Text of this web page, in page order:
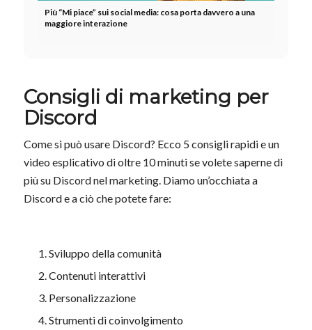
Più “Mi piace” sui social media: cosa porta davvero a una
maggiore interazione
Consigli di marketing per
Discord
Come si può usare Discord? Ecco 5 consigli rapidi e un
video esplicativo di oltre 10 minuti se volete saperne di
più su Discord nel marketing. Diamo un’occhiata a
Discord e a ciò che potete fare:
Sviluppo della comunità
Contenuti interattivi
Personalizzazione
Strumenti di coinvolgimento